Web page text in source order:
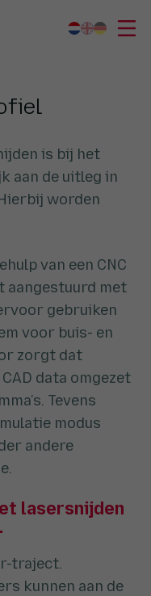
is bij het
aan de uitleg in
worden
van een CNC
aangestuurd met
gebruiken
voor buis- en
zorgt dat
data omgezet
Tevens
modus
andere
lasersnijden
traject.
kunnen aan de